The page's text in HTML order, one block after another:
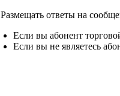
Размещать ответы на
Если вы абонент
Если вы не являетесь